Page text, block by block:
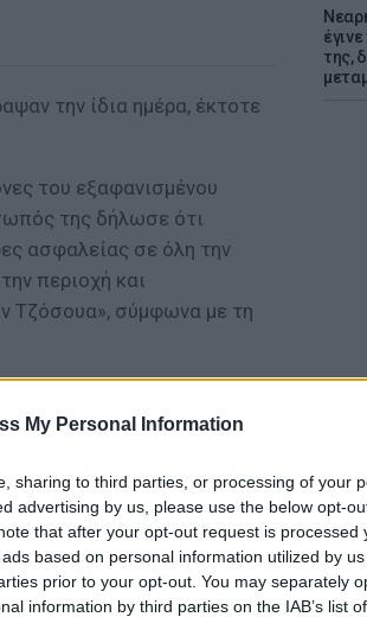
My Personal Information
sharing to third parties, or processing of your
advertising by us, please use the below opt-
that after your opt-out request is processed
based on personal information utilized by
prior to your opt-out. You may separately
information by third parties on the IAB’s list
της,
την ίδια ημέρα, έκτοτε
του εξαφανισμένου
της δήλωσε ότι
ασφαλείας σε όλη την
περιοχή και
Τζόσουα», σύμφωνα με τη
έχει κάποια
μαζί της.